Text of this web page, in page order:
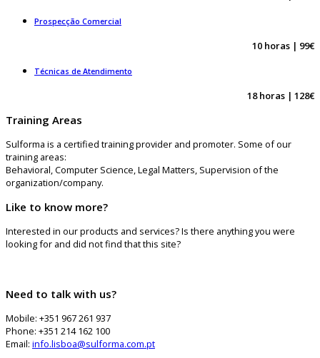
Prospecção Comercial
10 horas | 99€
Técnicas de Atendimento
18 horas | 128€
Training Areas
Sulforma is a certified training provider and promoter. Some of our
training areas:
Behavioral, Computer Science, Legal Matters, Supervision of the
organization/company.
Like to know more?
Interested in our products and services? Is there anything you were
looking for and did not find that this site?
Need to talk with us?
Mobile: +351 967 261 937
Phone: +351 214 162 100
Email: info.lisboa@sulforma.com.pt